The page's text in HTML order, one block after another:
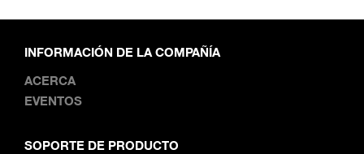
INFORMACIÓN DE LA COMPAÑÍA
ACERCA
EVENTOS
SOPORTE DE PRODUCTO